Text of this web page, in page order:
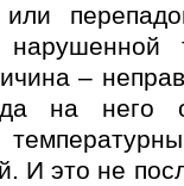
или
–
на него
И это не